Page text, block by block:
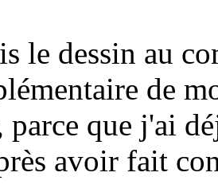
le dessin au
de
parce que j'ai
avoir fait